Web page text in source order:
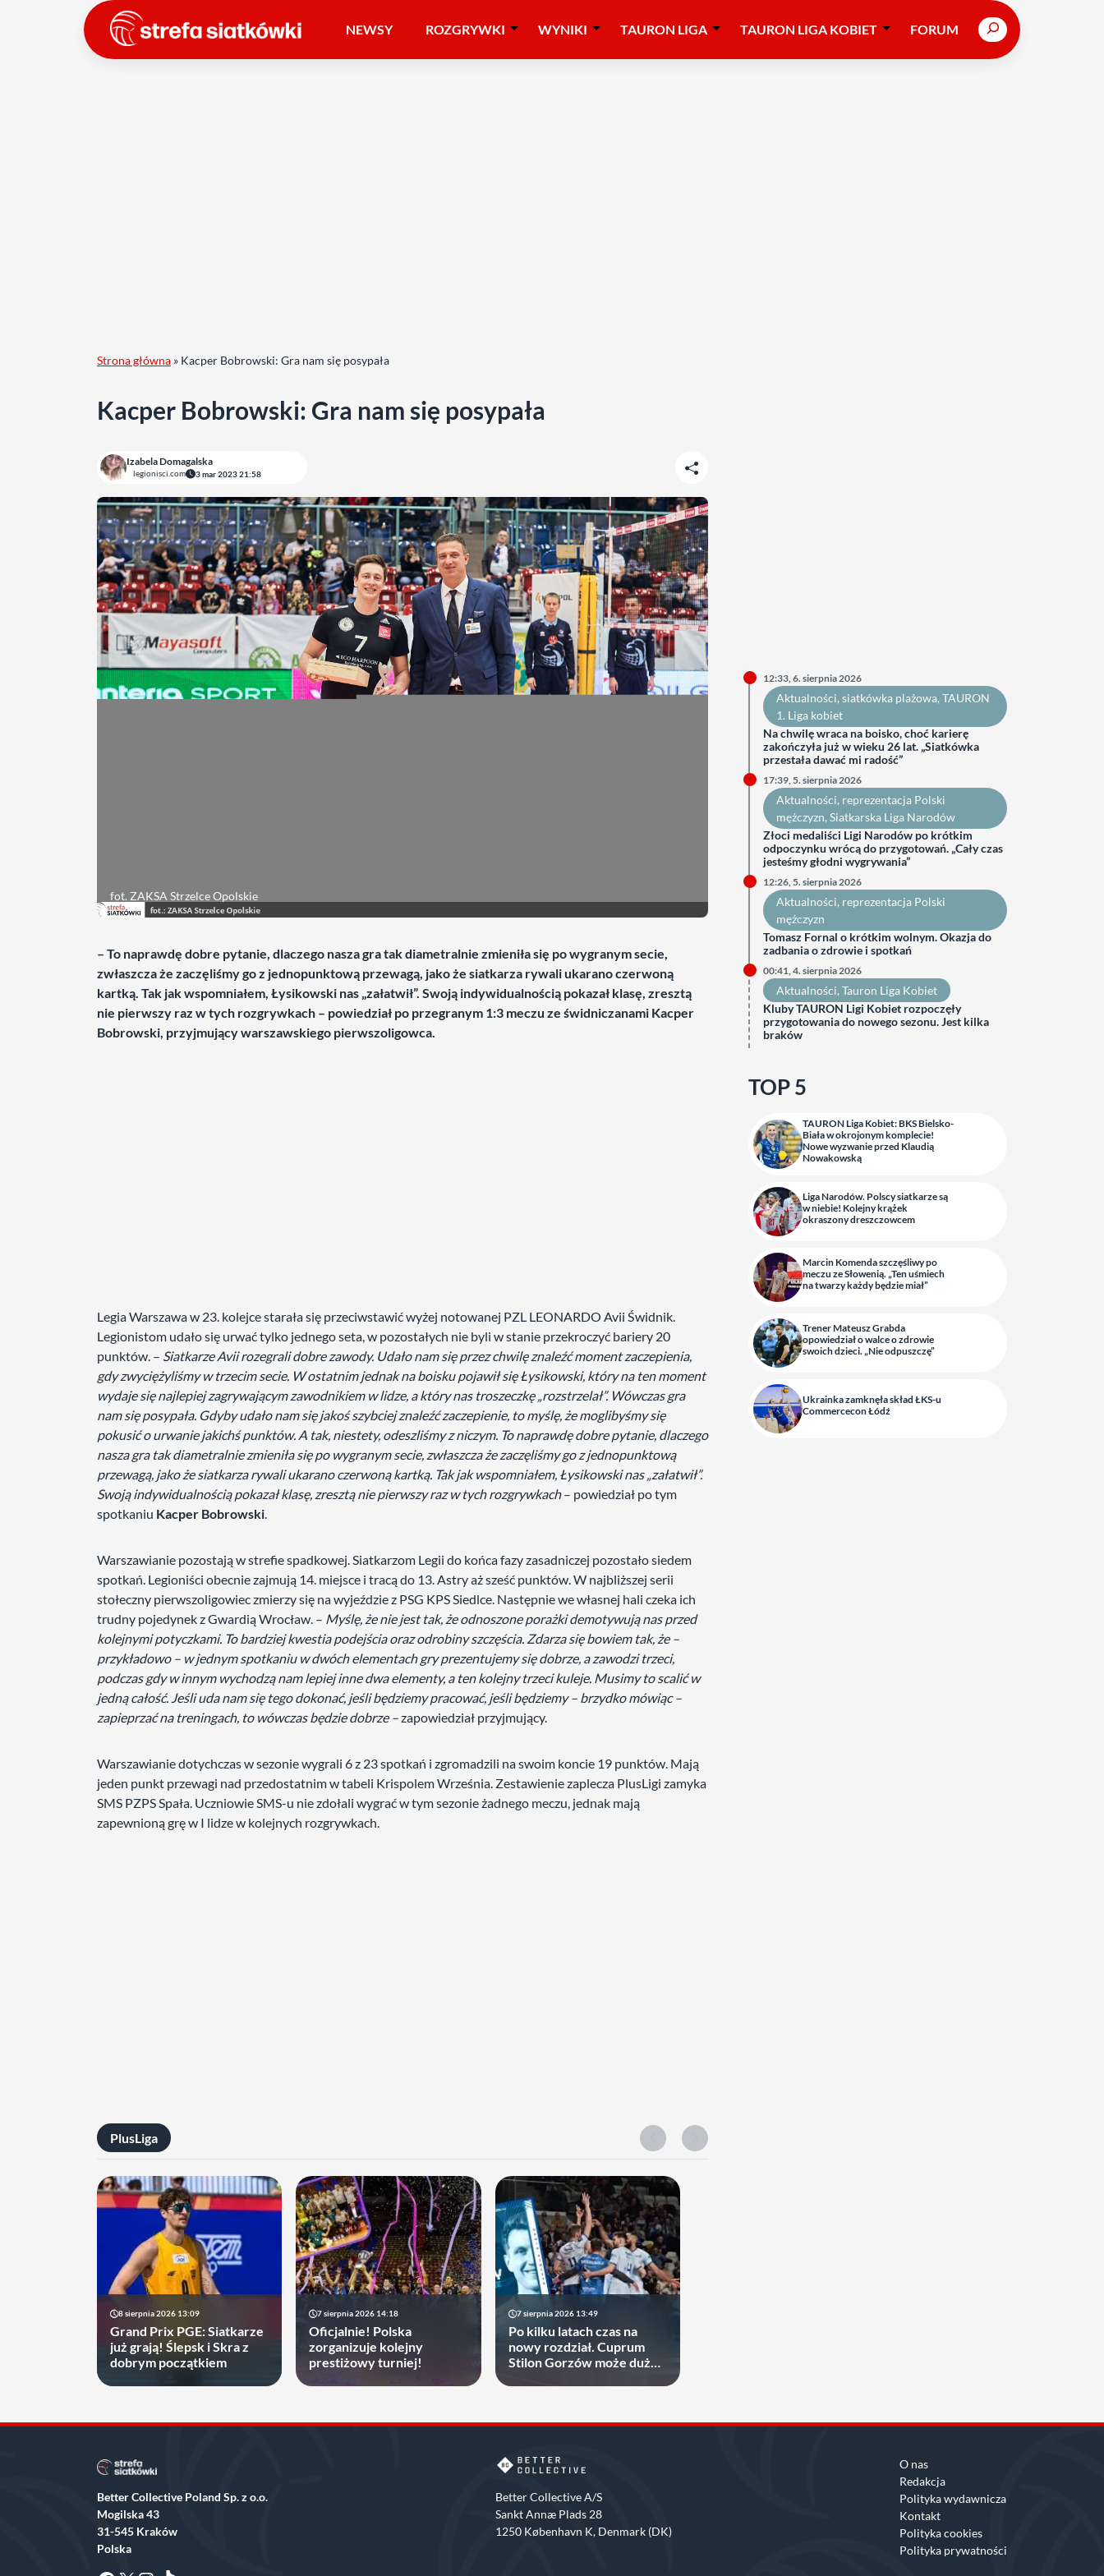
NEWSY ROZGRYWKI WYNIKI TAURON LIGA TAURON LIGA KOBIET FORUM Search
Strona główna » Kacper Bobrowski: Gra nam się posypała
Kacper Bobrowski: Gra nam się posypała
Izabela Domagalska
legionisci.com 3 mar 2023 21:58
fot. ZAKSA Strzelce Opolskie
– To naprawdę dobre pytanie, dlaczego nasza gra tak diametralnie zmieniła się po wygranym secie,
zwłaszcza że zaczęliśmy go z jednopunktową przewagą, jako że siatkarza rywali ukarano czerwoną
kartką. Tak jak wspomniałem, Łysikowski nas „załatwił”. Swoją indywidualnością pokazał klasę, zresztą
nie pierwszy raz w tych rozgrywkach – powiedział po przegranym 1:3 meczu ze świdniczanami Kacper
Bobrowski, przyjmujący warszawskiego pierwszoligowca.
Legia Warszawa w 23. kolejce starała się przeciwstawić wyżej notowanej PZL LEONARDO Avii Świdnik.
Legionistom udało się urwać tylko jednego seta, w pozostałych nie byli w stanie przekroczyć bariery 20
punktów. – Siatkarze Avii rozegrali dobre zawody. Udało nam się przez chwilę znaleźć moment zaczepienia,
gdy zwyciężyliśmy w trzecim secie. W ostatnim jednak na boisku pojawił się Łysikowski, który na ten moment
wydaje się najlepiej zagrywającym zawodnikiem w lidze, a który nas troszeczkę „rozstrzelał”. Wówczas gra
nam się posypała. Gdyby udało nam się jakoś szybciej znaleźć zaczepienie, to myślę, że moglibyśmy się
pokusić o urwanie jakichś punktów. A tak, niestety, odeszliśmy z niczym. To naprawdę dobre pytanie, dlaczego
nasza gra tak diametralnie zmieniła się po wygranym secie, zwłaszcza że zaczęliśmy go z jednopunktową
przewagą, jako że siatkarza rywali ukarano czerwoną kartką. Tak jak wspomniałem, Łysikowski nas „załatwił”.
Swoją indywidualnością pokazał klasę, zresztą nie pierwszy raz w tych rozgrywkach– powiedział po tym
spotkaniu Kacper Bobrowski.
Warszawianie pozostają w strefie spadkowej. Siatkarzom Legii do końca fazy zasadniczej pozostało siedem
spotkań. Legioniści obecnie zajmują 14. miejsce i tracą do 13. Astry aż sześć punktów. W najbliższej serii
stołeczny pierwszoligowiec zmierzy się na wyjeździe z PSG KPS Siedlce. Następnie we własnej hali czeka ich
trudny pojedynek z Gwardią Wrocław. – Myślę, że nie jest tak, że odnoszone porażki demotywują nas przed
kolejnymi potyczkami. To bardziej kwestia podejścia oraz odrobiny szczęścia. Zdarza się bowiem tak, że –
przykładowo – w jednym spotkaniu w dwóch elementach gry prezentujemy się dobrze, a zawodzi trzeci,
podczas gdy w innym wychodzą nam lepiej inne dwa elementy, a ten kolejny trzeci kuleje. Musimy to scalić w
jedną całość. Jeśli uda nam się tego dokonać, jeśli będziemy pracować, jeśli będziemy – brzydko mówiąc –
zapieprzać na treningach, to wówczas będzie dobrze –zapowiedział przyjmujący.
Warszawianie dotychczas w sezonie wygrali 6 z 23 spotkań i zgromadzili na swoim koncie 19 punktów. Mają
jeden punkt przewagi nad przedostatnim w tabeli Krispolem Września. Zestawienie zaplecza PlusLigi zamyka
SMS PZPS Spała. Uczniowie SMS-u nie zdołali wygrać w tym sezonie żadnego meczu, jednak mają
zapewnioną grę w I lidze w kolejnych rozgrywkach.
PlusLiga
8 sierpnia 2026 13:09
Grand Prix PGE: Siatkarze
już grają! Ślepsk i Skra z
dobrym początkiem
7 sierpnia 2026 14:18
Oficjalnie! Polska
zorganizuje kolejny
prestiżowy turniej!
7 sierpnia 2026 13:49
Po kilku latach czas na
nowy rozdział. Cuprum
Stilon Gorzów może dużo
12:33, 6. sierpnia 2026
Aktualności, siatkówka plażowa, TAURON
1. Liga kobiet
Na chwilę wraca na boisko, choć karierę
zakończyła już w wieku 26 lat. „Siatkówka
przestała dawać mi radość”
17:39, 5. sierpnia 2026
Aktualności, reprezentacja Polski
mężczyzn, Siatkarska Liga Narodów
Złoci medaliści Ligi Narodów po krótkim
odpoczynku wrócą do przygotowań. „Cały czas
jesteśmy głodni wygrywania”
12:26, 5. sierpnia 2026
Aktualności, reprezentacja Polski
mężczyzn
Tomasz Fornal o krótkim wolnym. Okazja do
zadbania o zdrowie i spotkań
00:41, 4. sierpnia 2026
Aktualności, Tauron Liga Kobiet
Kluby TAURON Ligi Kobiet rozpoczęły
przygotowania do nowego sezonu. Jest kilka
braków
TOP 5
TAURON Liga Kobiet: BKS Bielsko-
Biała w okrojonym komplecie!
Nowe wyzwanie przed Klaudią
Nowakowską
Liga Narodów. Polscy siatkarze są
w niebie! Kolejny krążek
okraszony dreszczowcem
Marcin Komenda szczęśliwy po
meczu ze Słowenią. „Ten uśmiech
na twarzy każdy będzie miał”
Trener Mateusz Grabda
opowiedział o walce o zdrowie
swoich dzieci. „Nie odpuszczę”
Ukrainka zamknęła skład ŁKS-u
Commercecon Łódź
Better Collective Poland Sp. z o.o.
Mogilska 43
31-545 Kraków
Polska
Better Collective A/S
Sankt Annæ Plads 28
1250 København K, Denmark (DK)
O nas
Redakcja
Polityka wydawnicza
Kontakt
Polityka cookies
Polityka prywatności